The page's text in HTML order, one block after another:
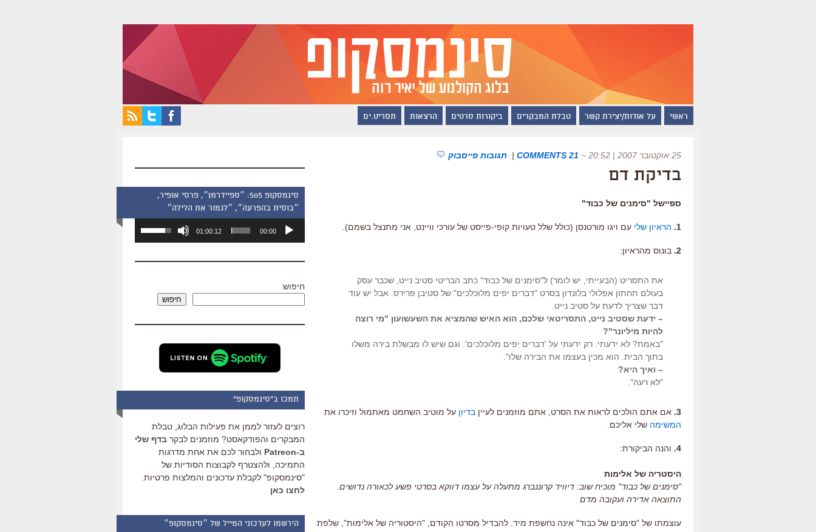
ראשי על אודות/יצירת קשר טבלת המבקרים ביקורות סרטים הרצאות תסריט.ים
25 אוקטובר 2007 | 20:52 ~
21 COMMENTS
| תגובות פייסבוק
בדיקת דם
ספיישל "סימנים של כבוד"
1. הראיון שלי עם ויגו מורטנסן (כולל שלל טעויות קופי-פייסט של עורכי וויינט, אני מתנצל בשמם).
2. בונוס מהראיון:
את התסריט (הבעייתי, יש לומר) ל"סימנים של כבוד" כתב הבריטי סטיב נייט, שכבר עסק
בעולם תחתון אפלולי בלונדון בסרט "דברים יפים מלוכלכים" של סטיבן פרירס. אבל יש עוד
דבר שצריך לדעת על סטיב נייט.
– ידעת שסטיב נייט, התסריטאי שלכם, הוא האיש שהמציא את השעשועון "מי רוצה
להיות מיליונר"?
"באמת? לא ידעתי. רק ידעתי על 'דברים יפים מלוכלכים'. וגם שיש לו מבשלת בירה משלו
בתוך הבית. הוא מכין בעצמו את הבירה שלו".
– ואיך היא?
"לא רעה".
3. אם אתם הולכים לראות את הסרט, אתם מוזמנים לעיין בדיון על מוטיב השחמט מאתמול וזיכרו את
המשימה שלי אליכם.
4. והנה הביקורת:
היסטריה של אלימות
"סימנים של כבוד" מוכיח שוב: דיוויד קרוננברג מתעלה על עצמו דווקא בסרטי פשע לכאורה נדושים.
התוצאה אדירה ועקובה מדם
עוצמתו של "סימנים של כבוד" אינה נחשפת מיד. להבדיל מסרטו הקודם, "היסטוריה של אלימות", שלפת
סינמסקופ 505: ״ספיידרמן״, פרסי אופיר,
״בוסית בהפרעה״, ״לגמור את הלילה״
אודיו
00:00
01:00:12
השתמש
כדי
שמע.
חיפוש
חיפוש
תמכו ב"סינמסקופ"
רוצים לעזור לממן את פעילות הבלוג, טבלת
המבקרים והפודקאסט? מוזמנים לבקר בדף שלי
ב-Patreon
ולבחור לכם את אחת מדרגות
התמיכה, ולהצטרף לקבוצות הסודיות של
"סינמסקופ" לקבלת עדכונים והמלצות פרטיות.
לחצו כאן
הירשמו לעדכוני המייל של ״סינמסקופ״